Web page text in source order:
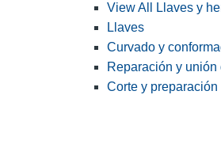
View All Llaves y
Llaves
Curvado y
Reparación y unión
Corte y preparación